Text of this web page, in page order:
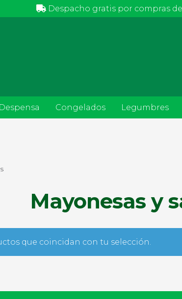
Despacho gratis por compras
Despensa Congelados Legumbres
Mayonesas y
que coincidan con tu selección.